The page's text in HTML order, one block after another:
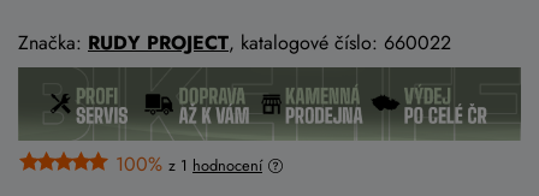
Značka: RUDY PROJECT, katalogové číslo: 660022
100% z 1 hodnocení